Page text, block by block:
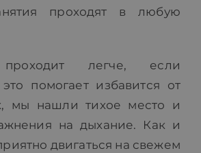
проходят в любую
проходит легче, если
помогает избавится от
мы нашли тихое место и
на дыхание. Как и
двигаться на свежем